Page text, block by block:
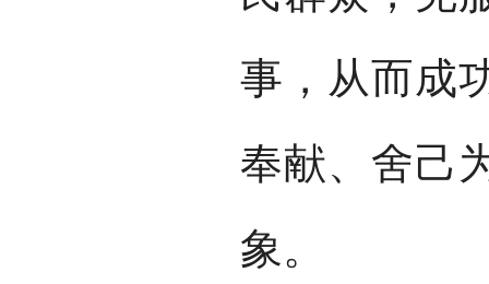
事，从而成
奉献、舍己
象。